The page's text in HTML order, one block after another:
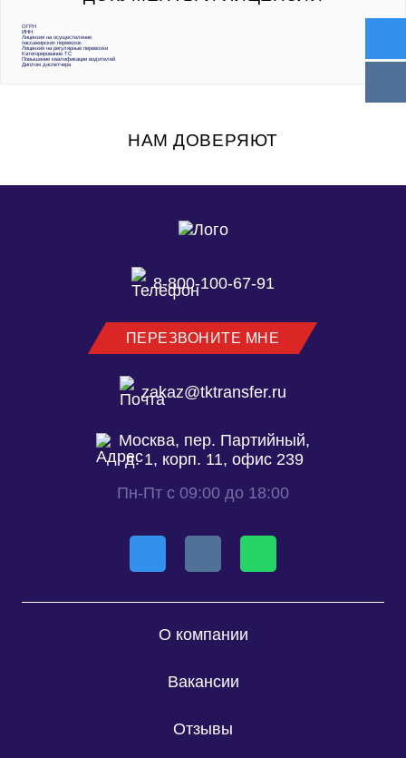
ОГРН
ИНН
Лицензия на осуществление
пассажирских перевозок
Лицензия на регулярные перевозки
Категорирование ТС
Повышение квалификации водителей
Диплом диспетчера
НАМ ДОВЕРЯЮТ
8-800-100-67-91
ПЕРЕЗВОНИТЕ МНЕ
zakaz@tktransfer.ru
Москва, пер. Партийный,
д. 1, корп. 11, офис 239
Пн-Пт с 09:00 до 18:00
О компании
Вакансии
Отзывы